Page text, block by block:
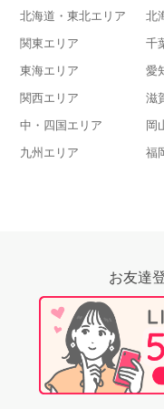
北海道・東北エリア 北
関東エリア 千
東海エリア 愛
関西エリア 滋
中・四国エリア 岡
九州エリア 福
お友達